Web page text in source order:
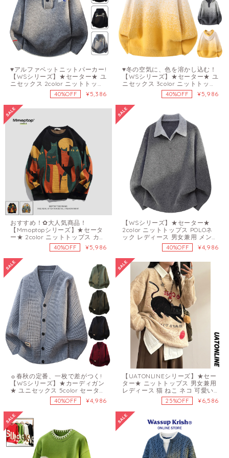
♥アルファベットニットパーカー!
【WSシリーズ】★セーター★ ユ
ニセックス 2color ニットトップ
ス メンズ レディース 配色
40%OFF ¥5,386
♥冬の空気に、色を溶かし込む！
【WSシリーズ】★セーター★ ユ
ニセックス 3color ニットトップ
ス グラデーション ニットパーカ
40%OFF ¥5,986
おすすめ！✿大人気商品！
【Mmoptopシリーズ】★セータ
ー★ 2color ニットトップス カー
トゥーン 男女兼用 メンズ 猫 ネ
40%OFF ¥5,986
【WSシリーズ】★セーター★
2color ニットトップス POLOネ
ック レディース 男女兼用 メンズ
フェイクレイヤード シンプル カ
40%OFF ¥4,986
☼春秋の定番、一枚で差がつく!
【WSシリーズ】★カーディガン
★ ユニセックス 5color セーター
ニットトップス ニットアウター
メンズ 大きいサイズ Vネック
40%OFF ¥4,986
【UATONLINEシリーズ】★セー
ター★ ニットトップス 男女兼用
レディース 猫 ねこ ネコ 可愛い
ラウンドネック25%OFF ¥6,586